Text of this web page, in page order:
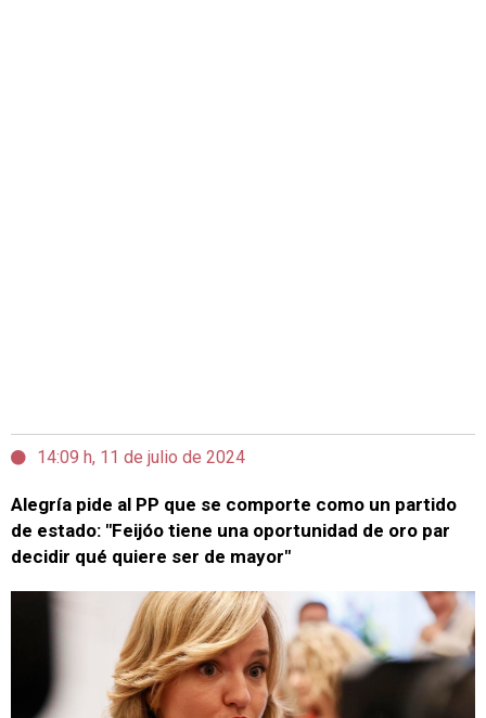
14:09 h, 11 de julio de 2024
Alegría pide al PP que se comporte como un partido
de estado: "Feijóo tiene una oportunidad de oro par
decidir qué quiere ser de mayor"